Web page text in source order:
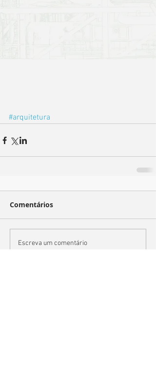
#arquitetura
Comentários
Escreva um comentário